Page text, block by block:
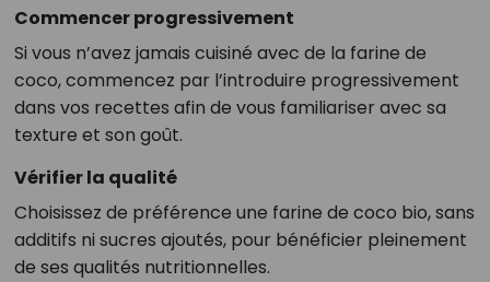
Commencer progressivement
Si vous n’avez jamais cuisiné avec de la farine de
coco, commencez par l’introduire progressivement
dans vos recettes afin de vous familiariser avec sa
texture et son goût.
Vérifier la qualité
Choisissez de préférence une farine de coco bio, sans
additifs ni sucres ajoutés, pour bénéficier pleinement
de ses qualités nutritionnelles.